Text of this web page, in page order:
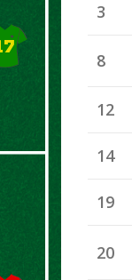
3
8
12
14
19
20